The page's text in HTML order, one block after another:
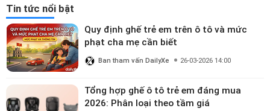
Tin tức nổi bật
Quy định ghế trẻ em trên ô tô và mức
phạt cha mẹ cần biết
Ban tham vấn DailyXe 26-03-2026 14:00
Tổng hợp ghế ô tô trẻ em đáng mua
2026: Phân loại theo tầm giá